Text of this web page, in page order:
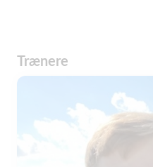
Trænere